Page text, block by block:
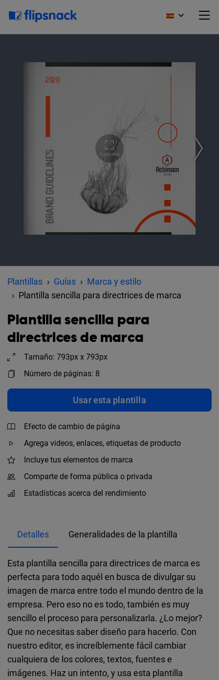
Plantillas Guías
Marca y estilo
Plantilla sencilla para directrices de marca
Plantilla sencilla para
directrices de marca
Tamaño: 793px x 793px
Número de páginas: 8
Usar esta plantilla
Efecto de cambio de página
Agrega videos, enlaces, etiquetas de producto
Incluye tus elementos de marca
Comparte de forma pública o privada
Estadísticas acerca del rendimiento
Detalles Generalidades de la plantilla
Esta plantilla sencilla para directrices de marca es
perfecta para todo aquél en busca de divulgar su
imagen de marca entre todo el mundo dentro de la
empresa. Pero eso no es todo, también es muy
sencillo el proceso para personalizarla. ¿Lo mejor?
Que no necesitas saber diseño para hacerlo. Con
nuestro editor, es increíblemente fácil cambiar
cualquiera de los colores, textos, fuentes e
imágenes. Haz un intento, y usa esta plantilla